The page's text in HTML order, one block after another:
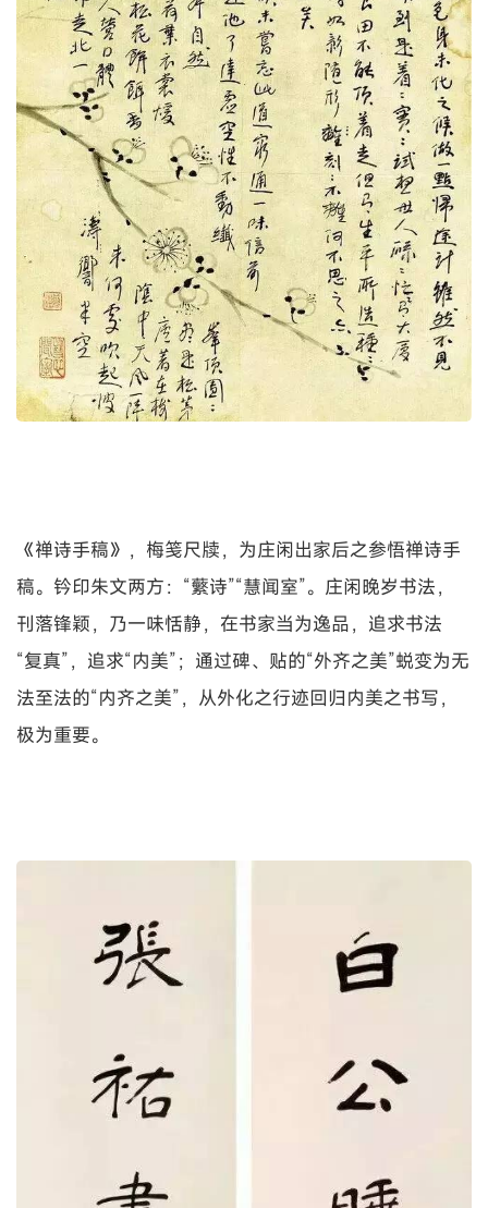
《禅诗手稿》，梅笺尺牍，为庄闲出家后之参悟禅诗手
稿。钤印朱文两方：“蘩诗”“慧闻室”。庄闲晚岁书法，
刊落锋颖，乃一味恬静，在书家当为逸品，追求书法
“复真”，追求“内美”；通过碑、贴的“外齐之美”蜕变为无
法至法的“内齐之美”，从外化之行迹回归内美之书写，
极为重要。